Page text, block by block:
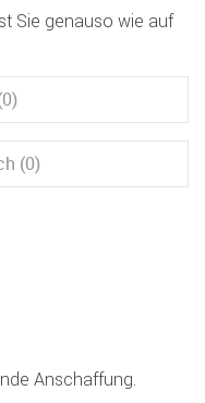
Sie genauso wie auf
(0)
Anschaffung.